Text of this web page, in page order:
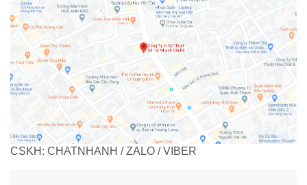
CSKH: CHATNHANH / ZALO / VIBER